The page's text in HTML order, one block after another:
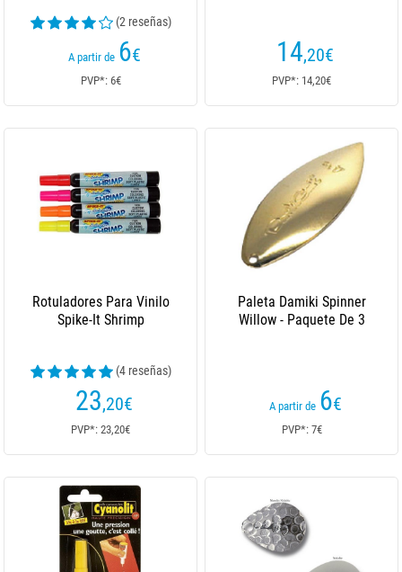
(2 reseñas)
A partir de 6€
PVP*: 6€
14,20€
PVP*: 14,20€
Rotuladores Para Vinilo
Spike-It Shrimp
(4 reseñas)
23,20€
PVP*: 23,20€
Paleta Damiki Spinner
Willow - Paquete De 3
A partir de 6€
PVP*: 7€